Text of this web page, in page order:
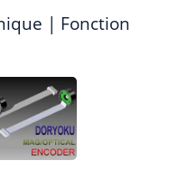
| Fonction